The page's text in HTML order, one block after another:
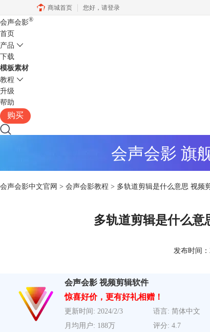
商城首页 您好， 请登录
会声会影®
首页
产品
下载
模板素材
教程
升级
帮助
购买
会声会影 旗
会声会影中文官网 > 会声会影教程 > 多轨道剪辑是什么意思 视频
多轨道剪辑是什么意
发布时间：
会声会影 视频剪辑软件
惊喜好价，更有好礼相赠！
更新时间: 2024/2/3 语言: 简体中文
月均用户: 188万
评分: 4.7